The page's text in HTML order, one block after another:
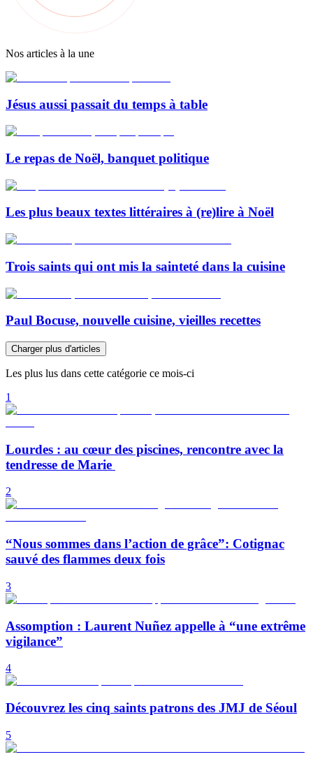
Nos articles à la une
Jésus aussi passait du temps à table
Le repas de Noël, banquet politique
Les plus beaux textes littéraires à (re)lire à Noël
Trois saints qui ont mis la sainteté dans la cuisine
Paul Bocuse, nouvelle cuisine, vieilles recettes
Charger plus d'articles
Les plus lus dans cette catégorie ce mois-ci
1
Lourdes : au cœur des piscines, rencontre avec la
tendresse de Marie
2
“Nous sommes dans l’action de grâce”: Cotignac
sauvé des flammes deux fois
3
Assomption : Laurent Nuñez appelle à “une extrême
vigilance”
4
Découvrez les cinq saints patrons des JMJ de Séoul
5